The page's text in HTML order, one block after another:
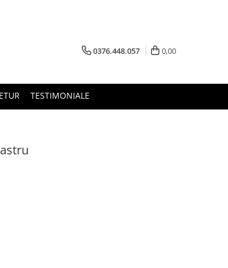
0376.448.057 0,00
TESTIMONIALE